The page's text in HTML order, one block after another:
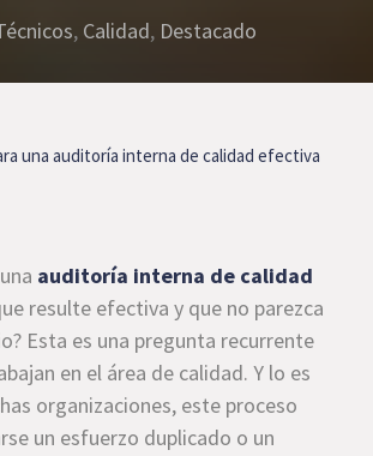
, Calidad, Destacado
una auditoría interna de calidad efectiva
auditoría interna de calidad
resulte efectiva y que no parezca
Esta es una pregunta recurrente
en el área de calidad. Y lo es
organizaciones, este proceso
un esfuerzo duplicado o un